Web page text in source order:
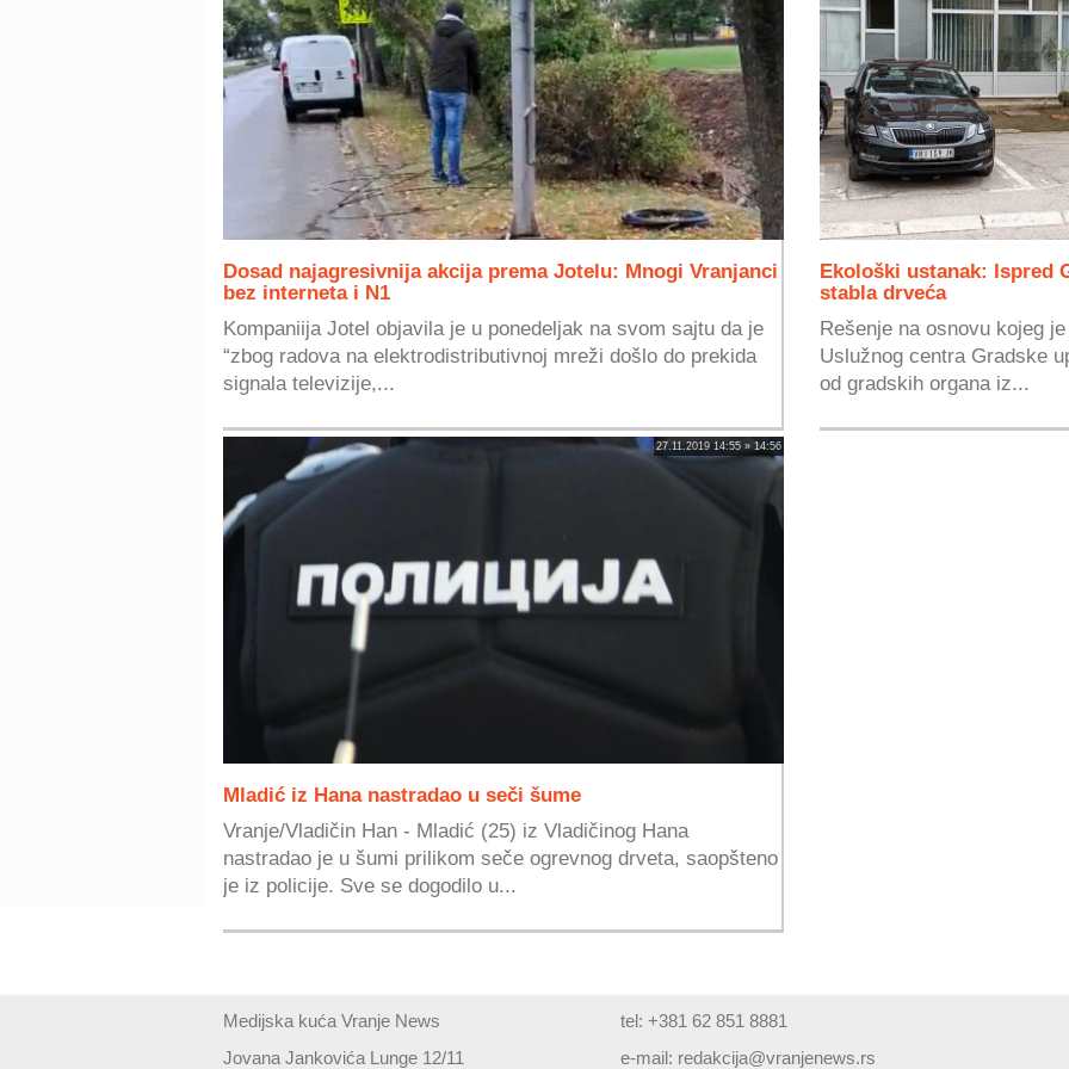
Dosad najagresivnija akcija prema Jotelu: Mnogi Vranjanci
bez interneta i N1
Kompaniija Jotel objavila je u ponedeljak na svom sajtu da je
“zbog radova na elektrodistributivnoj mreži došlo do prekida
signala televizije,...
Ekološki ustanak: Ispred
stabla drveća
Rešenje na osnovu kojeg
Uslužnog centra Gradske
od gradskih organa iz...
27.11.2019 14:55 » 14:56
Mladić iz Hana nastradao u seči šume
Vranje/Vladičin Han - Mladić (25) iz Vladičinog Hana
nastradao je u šumi prilikom seče ogrevnog drveta, saopšteno
je iz policije. Sve se dogodilo u...
Medijska kuća Vranje News
Jovana Jankovića Lunge 12/11
tel: +381 62 851 8881
e-mail: redakcija@vranjenews.rs